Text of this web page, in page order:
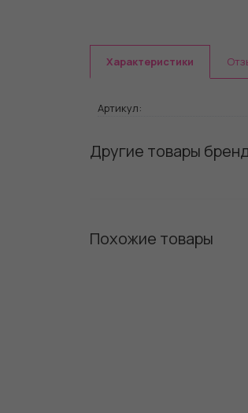
Характеристики
Артикул:
Другие товары
Похожие товары